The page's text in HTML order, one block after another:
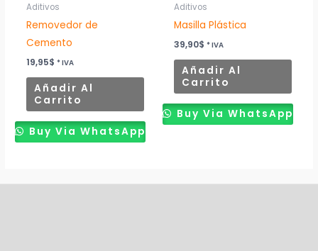
Aditivos
Removedor de
Cemento
19,95$ * IVA
Añadir Al
Carrito
Buy Via WhatsApp
Aditivos
Masilla Plástica
39,90$ * IVA
Añadir Al
Carrito
Buy Via WhatsApp